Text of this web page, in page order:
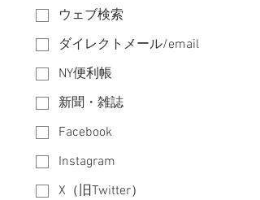
ウェブ検索
ダイレクトメール/email
NY便利帳
新聞・雑誌
Facebook
Instagram
X（旧Twitter）